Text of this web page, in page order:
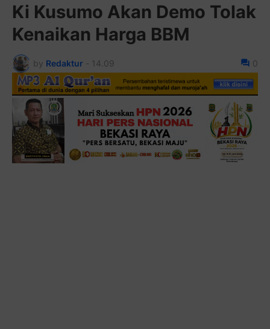
Ki Kusumo Akan Demo Tolak
Kenaikan Harga BBM
by Redaktur - 14.09 0